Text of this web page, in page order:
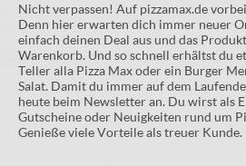
Nicht verpassen! Auf pizzamax.de
Denn hier erwarten dich immer neuer
einfach deinen Deal aus und das
Warenkorb. Und so schnell erhältst du
Teller alla Pizza Max oder ein Burger
Salat. Damit du immer auf dem
heute beim Newsletter an. Du wirst als
Gutscheine oder Neuigkeiten rund um
Genieße viele Vorteile als treuer Kunde.